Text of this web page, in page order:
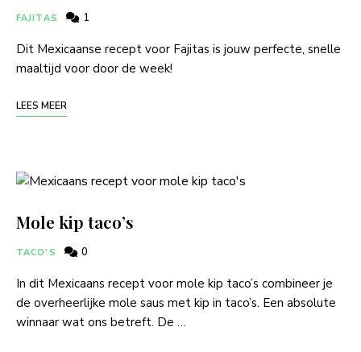
FAJITAS 1
Dit Mexicaanse recept voor Fajitas is jouw perfecte, snelle
maaltijd voor door de week!
LEES MEER
Mole kip taco’s
TACO'S 0
In dit Mexicaans recept voor mole kip taco’s combineer je
de overheerlijke mole saus met kip in taco’s. Een absolute
winnaar wat ons betreft. De …